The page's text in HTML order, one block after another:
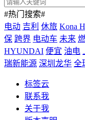
#热门搜索#
电动 吉利 休旅 Kona
保 跨界 电动车 未来
HYUNDAI 便宜 油电
瑞新能源 深圳龙华 全
标签云
联系我
关于我